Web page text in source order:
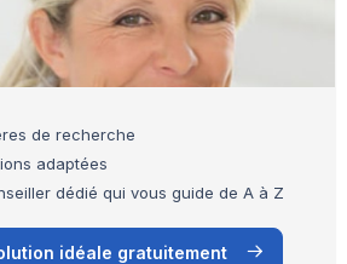
de recherche
adaptées
dédié qui vous guide de A à Z
idéale gratuitement